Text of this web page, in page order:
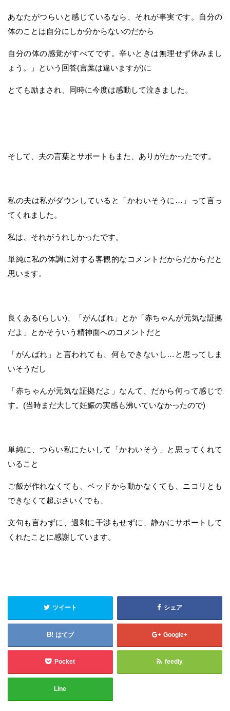
あなたがつらいと感じているなら、それが事実です。自分の
体のことは自分にしか分からないのだから
自分の体の感覚がすべてです。辛いときは無理せず休みまし
ょう。」という回答(言葉は違いますが)に
とても励まされ、同時に今度は感動して泣きました。
そして、夫の言葉とサポートもまた、ありがたかったです。
私の夫は私がダウンしていると「かわいそうに…」って言っ
てくれました。
私は、それがうれしかったです。
単純に私の体調に対する客観的なコメントだからだからだと
思います。
良くある(らしい)、「がんばれ」とか「赤ちゃんが元気な証拠
だよ」とかそういう精神面へのコメントだと
「がんばれ」と言われても、何もできないし…と思ってしま
いそうだし
「赤ちゃんが元気な証拠だよ」なんて、だから何って感じで
す。(当時まだ大して妊娠の実感も沸いていなかったので)
単純に、つらい私にたいして「かわいそう」と思ってくれて
いること
ご飯が作れなくても、ベッドから動かなくても、ニコリとも
できなくて超ぶさいくでも、
文句も言わずに、過剰に干渉もせずに、静かにサポートして
くれたことに感謝しています。
ツイート シェア
はてブ Google+
Pocket feedly
Line